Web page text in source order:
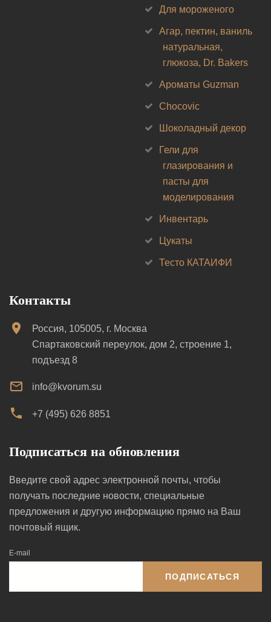
Для мороженого
Агар, пектин, ваниль
натуральная,
глюкоза, Dr. Bakers
Ароматы Guzman
Chocovic
Шоколадный декор
Гели для
глазирования и
пасты для
моделирования
Инвентарь
Цукаты
Тесто КАТАИФИ
Контакты
Россия, 105005, г. Москва
Спартаковский переулок, дом 2, строение 1,
подъезд 8
info@kvorum.su
+7 (495) 626 8851
Подписаться на обновления
Введите свой адрес электронной почты, чтобы
получать последние новости, специальные
предложения и другую информацию прямо на Ваш
почтовый ящик.
E-mail
ПОДПИСАТЬСЯ